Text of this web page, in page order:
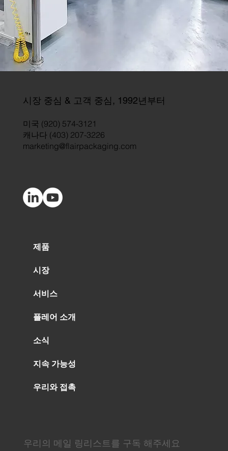
시장 중심 & 고객 중심, 1992년부터
미국 (920) 574-3121
캐나다 (403) 207-3226
marketing@flairpackaging.com
제품
시장
서비스
플레어 소개
소식
지속 가능성
우리와 접촉
우리의 메일 링리스트를 구독 해주세요